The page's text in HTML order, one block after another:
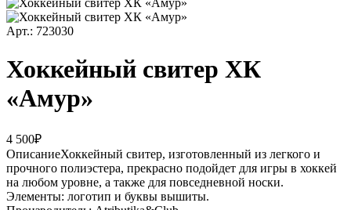
Арт.: 723030
Хоккейный свитер ХК
«Амур»
4 500₽
ОписаниеХоккейный свитер, изготовленный из легкого и
прочного полиэстера, прекрасно подойдет для игры в хоккей
на любом уровне, а также для повседневной носки.
Элементы: логотип и буквы вышиты.